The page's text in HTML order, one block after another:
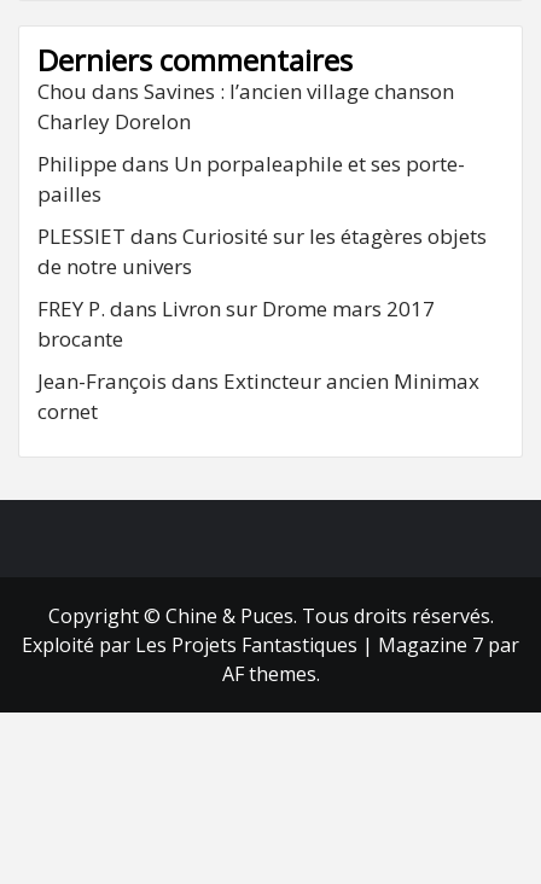
Derniers commentaires
Chou dans Savines : l’ancien village chanson
Charley Dorelon
Philippe dans Un porpaleaphile et ses porte-
pailles
PLESSIET dans Curiosité sur les étagères objets
de notre univers
FREY P. dans Livron sur Drome mars 2017
brocante
Jean-François dans Extincteur ancien Minimax
cornet
Copyright © Chine & Puces. Tous droits réservés.
Exploité par Les Projets Fantastiques | Magazine 7 par
AF themes.